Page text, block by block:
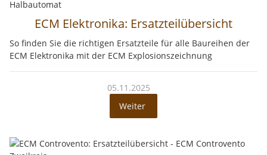
ECM Elektronika: Ersatzteilübersicht
So finden Sie die richtigen Ersatzteile für alle Baureihen der
ECM Elektronika mit der ECM Explosionszeichnung
05.11.2025
Weiter